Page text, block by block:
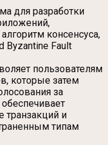
для разработки
консенсуса,
Byzantine Fault
пользователям
которые затем
за
транзакций и
типам